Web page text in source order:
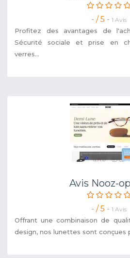
- / 5 - 1 Avis
Profitez des avantages de
Sécurité sociale et prise en
verres...
Avis Nooz-
- / 5 - 1 Avis
Offrant une combinaison de
design, nos lunettes sont conçues